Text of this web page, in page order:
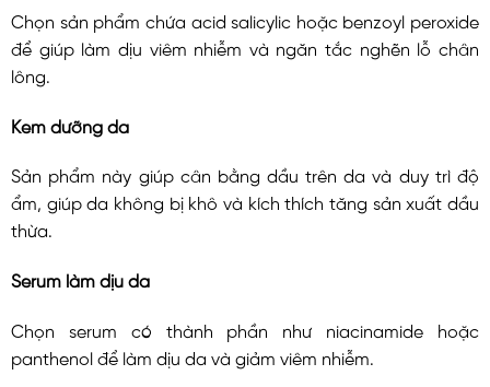
Chọn sản phẩm chứa acid salicylic hoặc benzoyl peroxide
để giúp làm dịu viêm nhiễm và ngăn tắc nghẽn lỗ chân
lông.
Kem dưỡng da
Sản phẩm này giúp cân bằng dầu trên da và duy trì độ
ẩm, giúp da không bị khô và kích thích tăng sản xuất dầu
thừa.
Serum làm dịu da
Chọn serum có thành phần như niacinamide hoặc
panthenol để làm dịu da và giảm viêm nhiễm.